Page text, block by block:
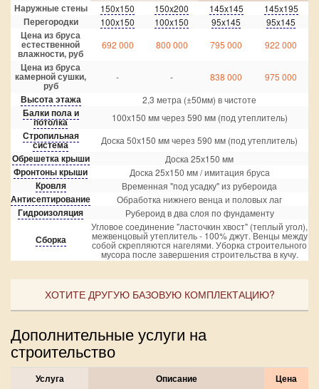
Наружные стены
150x150 150x200 145x145 145x195
Перегородки 100x150 100x150 95x145 95x145
Цена из бруса
естественной
влажности, руб
692 000 800 000 795 000 922 000
Цена из бруса
камерной сушки,
руб
- - 838 000 975 000
Высота этажа 2,3 метра (±50мм) в чистоте
Балки пола и
потолка 100х150 мм через 590 мм (под утеплитель)
Стропильная
система Доска 50х150 мм через 590 мм (под утеплитель)
Обрешетка крыши Доска 25х150 мм
Фронтоны крыши Доска 25х150 мм / имитация бруса
Кровля Временная "под усадку" из рубероида
Антисептирование Обработка нижнего венца и половых лаг
Гидроизоляция Рубероид в два слоя по фундаменту
Сборка
Угловое соединение "ласточкин хвост" (теплый угол),
межвенцовый утеплитель - 100% джут. Венцы между
собой скрепляются нагелями. Уборка строительного
мусора после завершения строительства в кучу.
ХОТИТЕ ДРУГУЮ БАЗОВУЮ КОМПЛЕКТАЦИЮ?
Дополнительные услуги на
строительство
Услуга Описание Цена